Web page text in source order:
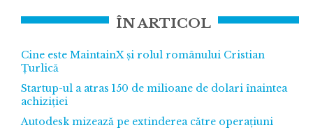
ÎN ARTICOL
Cine este MaintainX și rolul românului Cristian
Țurlică
Startup-ul a atras 150 de milioane de dolari înaintea
achiziției
Autodesk mizează pe extinderea către operațiuni